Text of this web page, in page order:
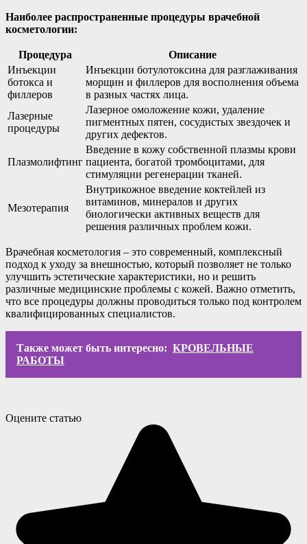
Наиболее распространенные процедуры врачебной
косметологии:
Процедура
Описание
Инъекции
ботокса и
филлеров
Инъекции ботулотоксина для разглаживания
морщин и филлеров для восполнения объема
в разных частях лица.
Лазерные
процедуры
Лазерное омоложение кожи, удаление
пигментных пятен, сосудистых звездочек и
других дефектов.
Плазмолифтинг
Введение в кожу собственной плазмы крови
пациента, богатой тромбоцитами, для
стимуляции регенерации тканей.
Мезотерапия
Внутрикожное введение коктейлей из
витаминов, минералов и других
биологически активных веществ для
решения различных проблем кожи.
Врачебная косметология – это современный, комплексный
подход к уходу за внешностью, который позволяет не только
улучшить эстетические характеристики, но и решить
различные медицинские проблемы с кожей. Важно отметить,
что все процедуры должны проводиться только под контролем
квалифицированных специалистов.
Также может быть интересно: КРОВЕЛЬНЫЕ
РАБОТЫ
Оцените статью